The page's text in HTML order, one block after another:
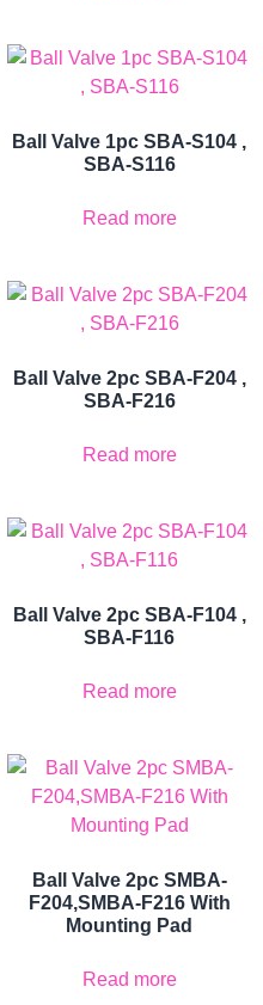
Ball Valve 1pc SBA-S104 ,
SBA-S116
Read more
Ball Valve 2pc SBA-F204 ,
SBA-F216
Read more
Ball Valve 2pc SBA-F104 ,
SBA-F116
Read more
Ball Valve 2pc SMBA-
F204,SMBA-F216 With
Mounting Pad
Read more